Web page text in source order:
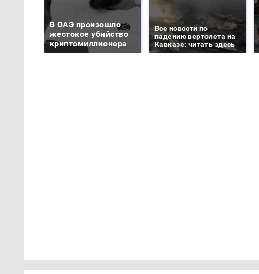
В ОАЭ произошло
жестокое убийство
криптомиллионера
Все новости по
падению вертолета на
Кавказе: читать здесь